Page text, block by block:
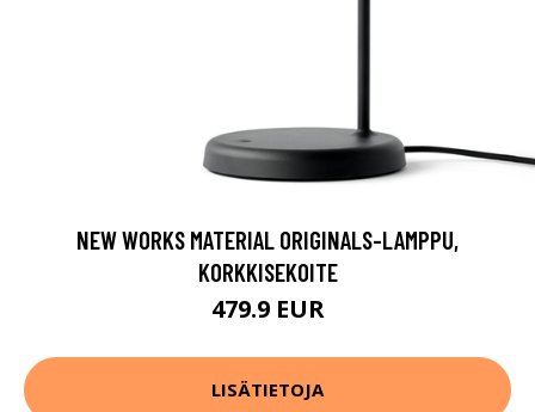
NEW WORKS MATERIAL ORIGINALS-LAMPPU,
KORKKISEKOITE
479.9 EUR
LISÄTIETOJA